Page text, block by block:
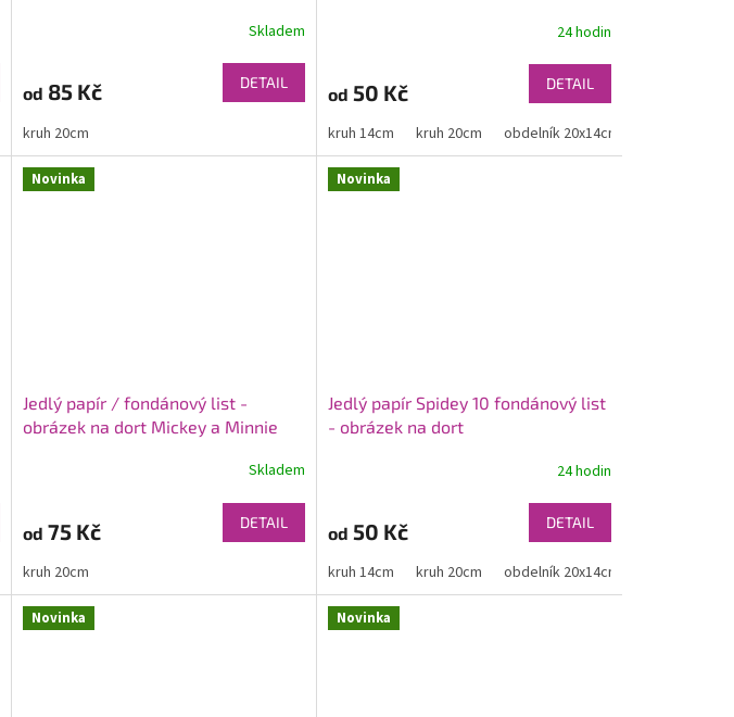
Skladem
od 85 Kč DETAIL
kruh 20cm
24 hodin
od 50 Kč DETAIL
kruh 14cm kruh 20cm obdelník 20x14cm
Novinka
Jedlý papír / fondánový list -
obrázek na dort Mickey a Minnie
Skladem
od 75 Kč DETAIL
kruh 20cm
Novinka
Jedlý papír Spidey 10 fondánový list
- obrázek na dort
24 hodin
od 50 Kč DETAIL
kruh 14cm kruh 20cm obdelník 20x14cm
Novinka Novinka